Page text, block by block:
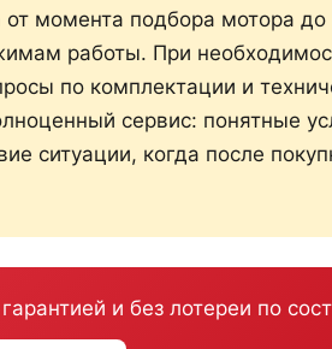
момента подбора мотора до
работы. При
по комплектации и
сервис: понятные
ситуации, когда после
и без лотереи по